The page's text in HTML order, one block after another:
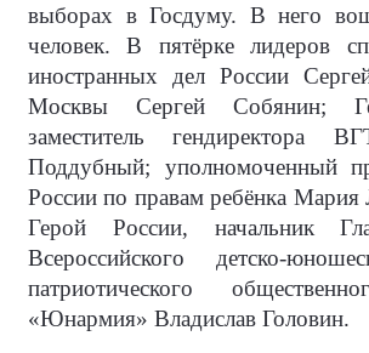
выборах в Госдуму. В него
человек. В пятёрке лидеров
иностранных дел России
Москвы Сергей Собянин;
заместитель гендиректора
Поддубный; уполномоченный
России по правам ребёнка Мария
Герой России, начальник
Всероссийского детско-
патриотического
«Юнармия» Владислав Головин.